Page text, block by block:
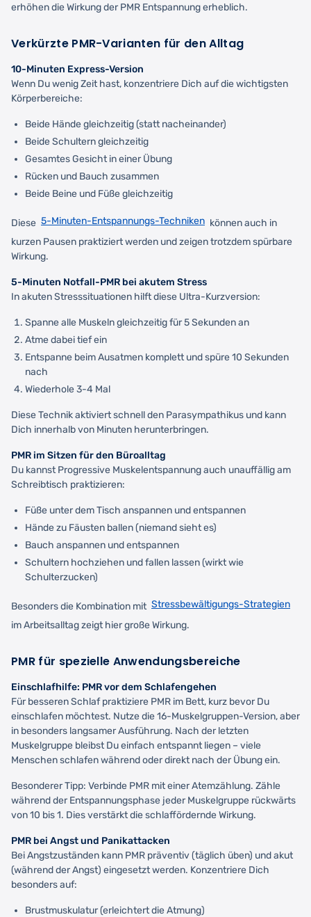
erhöhen die Wirkung der PMR Entspannung erheblich.
Verkürzte PMR-Varianten für den Alltag
10-Minuten Express-Version
Wenn Du wenig Zeit hast, konzentriere Dich auf die wichtigsten
Körperbereiche:
Beide Hände gleichzeitig (statt nacheinander)
Beide Schultern gleichzeitig
Gesamtes Gesicht in einer Übung
Rücken und Bauch zusammen
Beide Beine und Füße gleichzeitig
Diese 5-Minuten-Entspannungs-Techniken können auch in
kurzen Pausen praktiziert werden und zeigen trotzdem spürbare
Wirkung.
5-Minuten Notfall-PMR bei akutem Stress
In akuten Stresssituationen hilft diese Ultra-Kurzversion:
Spanne alle Muskeln gleichzeitig für 5 Sekunden an
Atme dabei tief ein
Entspanne beim Ausatmen komplett und spüre 10 Sekunden
nach
Wiederhole 3-4 Mal
Diese Technik aktiviert schnell den Parasympathikus und kann
Dich innerhalb von Minuten herunterbringen.
PMR im Sitzen für den Büroalltag
Du kannst Progressive Muskelentspannung auch unauffällig am
Schreibtisch praktizieren:
Füße unter dem Tisch anspannen und entspannen
Hände zu Fäusten ballen (niemand sieht es)
Bauch anspannen und entspannen
Schultern hochziehen und fallen lassen (wirkt wie
Schulterzucken)
Besonders die Kombination mit Stressbewältigungs-Strategien
im Arbeitsalltag zeigt hier große Wirkung.
PMR für spezielle Anwendungsbereiche
Einschlafhilfe: PMR vor dem Schlafengehen
Für besseren Schlaf praktiziere PMR im Bett, kurz bevor Du
einschlafen möchtest. Nutze die 16-Muskelgruppen-Version, aber
in besonders langsamer Ausführung. Nach der letzten
Muskelgruppe bleibst Du einfach entspannt liegen – viele
Menschen schlafen während oder direkt nach der Übung ein.
Besonderer Tipp: Verbinde PMR mit einer Atemzählung. Zähle
während der Entspannungsphase jeder Muskelgruppe rückwärts
von 10 bis 1. Dies verstärkt die schlaffördernde Wirkung.
PMR bei Angst und Panikattacken
Bei Angstzuständen kann PMR präventiv (täglich üben) und akut
(während der Angst) eingesetzt werden. Konzentriere Dich
besonders auf:
Brustmuskulatur (erleichtert die Atmung)